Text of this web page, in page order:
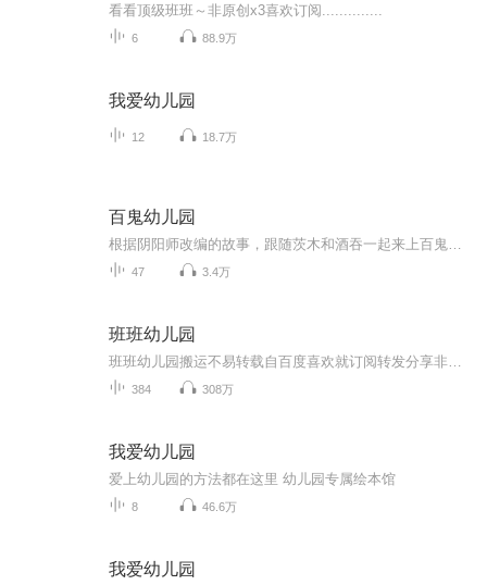
看看顶级班班～非原创x3喜欢订阅..............
6 88.9万
我爱幼儿园
12 18.7万
百鬼幼儿园
47 3.4万
班班幼儿园
384 308万
我爱幼儿园
爱上幼儿园的方法都在这里 幼儿园专属绘本馆
8 46.6万
我爱幼儿园